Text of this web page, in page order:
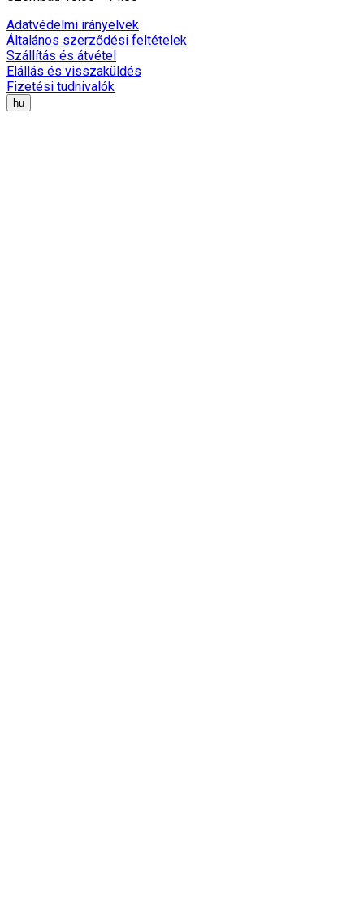
Adatvédelmi irányelvek
Általános szerződési feltételek
Szállítás és átvétel
Elállás és visszaküldés
Fizetési tudnivalók
hu